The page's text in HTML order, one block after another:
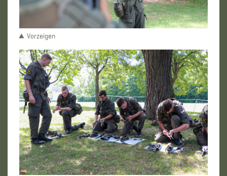
Vorzeigen